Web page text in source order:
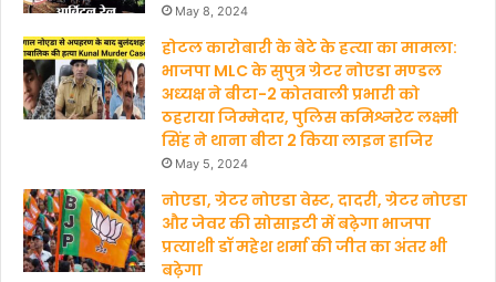
May 8, 2024
होटल कारोबारी के बेटे के हत्‍या का मामला:
भाजपा MLC के सुपुत्र ग्रेटर नोएडा मण्‍डल
अध्‍यक्ष ने बीटा-2 कोतवाली प्रभारी को
ठहराया जिम्मेदार, पुलिस कमिश्नरेट लक्ष्मी
सिंह ने थाना बीटा 2 किया लाइन हाजिर
May 5, 2024
नोएडा, ग्रेटर नोएडा वेस्ट, दादरी, ग्रेटर नोएडा
और जेवर की सोसाइटी में बढ़ेगा भाजपा
प्रत्याशी डॉ महेश शर्मा की जीत का अंतर भी
बढ़ेगा